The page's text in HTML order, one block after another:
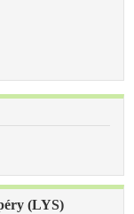
(LYS)